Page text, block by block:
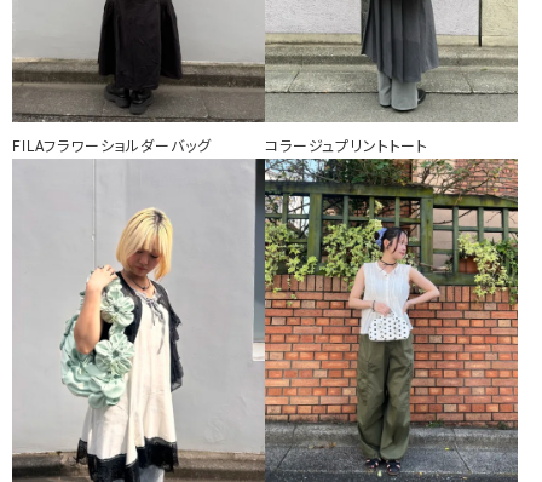
FILAフラワーショルダーバッグ コラージュプリントトート